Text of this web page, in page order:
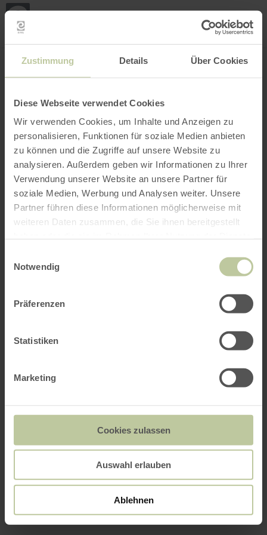
Zustimmung Details Über Cookies
Diese Webseite verwendet Cookies
Wir verwenden Cookies, um Inhalte und Anzeigen zu
personalisieren, Funktionen für soziale Medien anbieten
zu können und die Zugriffe auf unsere Website zu
analysieren. Außerdem geben wir Informationen zu Ihrer
Verwendung unserer Website an unsere Partner für
soziale Medien, Werbung und Analysen weiter. Unsere
Partner führen diese Informationen möglicherweise mit
weiteren Daten zusammen, die Sie ihnen bereitgestellt
Notwendig
Präferenzen
Statistiken
Marketing
Cookies zulassen
Auswahl erlauben
Ablehnen
INTERACTIEVE KAART
Mijn
Filter openen